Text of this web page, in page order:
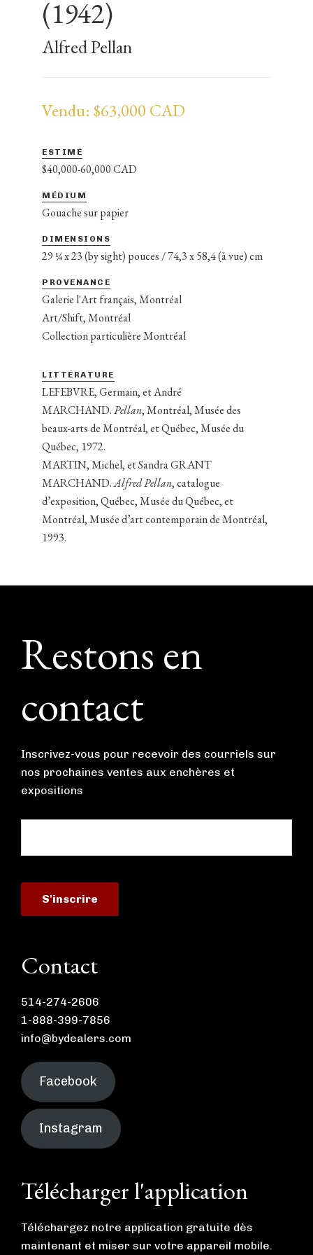
(1942)
Alfred Pellan
Vendu: $63,000 CAD
ESTIMÉ
$40,000-60,000 CAD
MÉDIUM
Gouache sur papier
DIMENSIONS
29 ¼ x 23 (by sight) pouces / 74,3 x 58,4 (à vue) cm
PROVENANCE
Galerie l'Art français, Montréal
Art/Shift, Montréal
Collection particulière Montréal
LITTÉRATURE
LEFEBVRE, Germain, et André
MARCHAND.Pellan, Montréal, Musée des
beaux-arts de Montréal, et Québec, Musée du
Québec, 1972.
MARTIN, Michel, et Sandra GRANT
MARCHAND.Alfred Pellan, catalogue
d’exposition, Québec, Musée du Québec, et
Montréal, Musée d’art contemporain de Montréal,
1993.
Footer
Restons en
contact
Inscrivez-vous pour recevoir des courriels sur
nos prochaines ventes aux enchères et
expositions
Contact
514-274-2606
1-888-399-7856
info@bydealers.com
Facebook
Instagram
Télécharger l'application
Téléchargez notre application gratuite dès
maintenant et miser sur votre appareil mobile.